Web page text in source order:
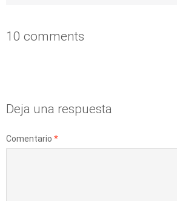
10 comments
Deja una respuesta
Comentario *